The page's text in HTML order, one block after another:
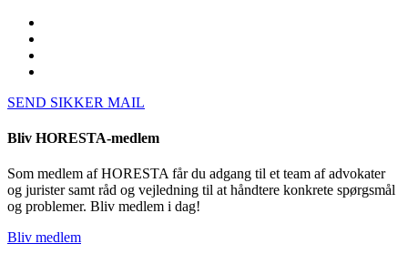
SEND SIKKER MAIL
Bliv HORESTA-medlem
Som medlem af HORESTA får du adgang til et team af advokater
og jurister samt råd og vejledning til at håndtere konkrete spørgsmål
og problemer. Bliv medlem i dag!
Bliv medlem